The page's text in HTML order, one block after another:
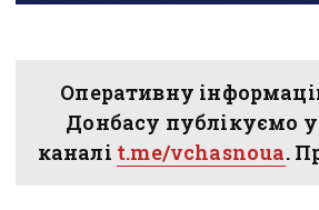
Оперативну
Донбасу публікуємо
каналі t.me/vchasnoua.